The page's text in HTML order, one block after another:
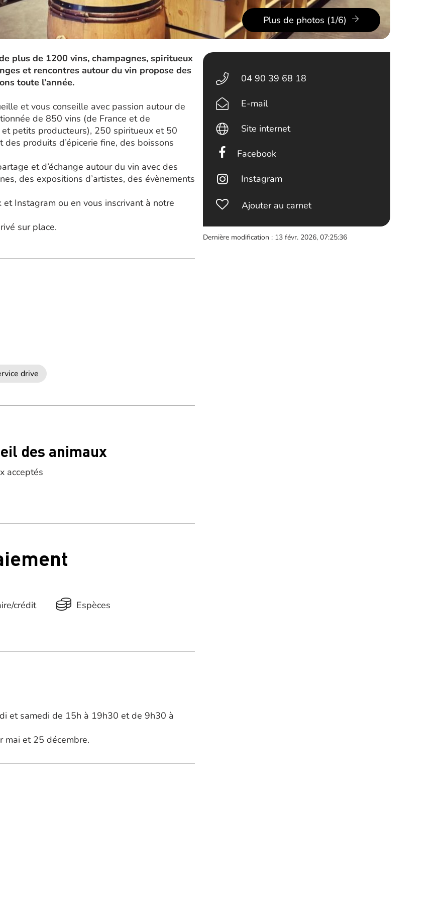
Plus de photos (1/6)
plus de 1200 vins, champagnes, spiritueux
et rencontres autour du vin propose des
toute l’année.
et vous conseille avec passion autour de
de 850 vins (de France et de
petits producteurs), 250 spiritueux et 50
produits d’épicerie fine, des boissons
et d’échange autour du vin avec des
des expositions d’artistes, des évènements
Instagram ou en vous inscrivant à notre
sur place.
drive
des animaux
acceptés
crédit Espèces
et samedi de 15h à 19h30 et de 9h30 à
mai et 25 décembre.
04 90 39 68 18
E-mail
Site internet
Facebook
Instagram
Ajouter au carnet
Dernière modification : 13 févr. 2026, 07:25:36